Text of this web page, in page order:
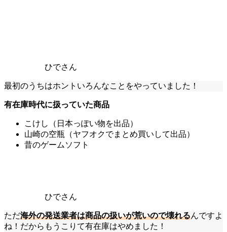
ひでさん
最初のうちはホントいろんなことをやっていました！
有在庫時代に扱っていた商品
こけし（日本っぽい物を出品）
山崎の空瓶（ヤフオクでまとめ買いして出品）
昔のゲームソフト
ひでさん
ただ海外の発送業者は商品の扱いが荒いので壊れるんですよ
ね！だからもうこりて有在庫はやめました！